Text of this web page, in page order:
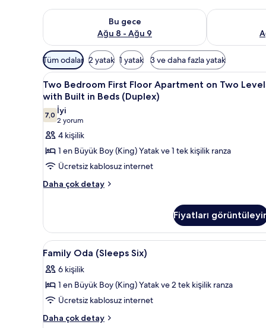
Bu gece
Ağu 8 - Ağu 9
Bu gece için müsaitliği kontrol et Ağu 8 - Ağu 9
Yarın için
Odalar
için
mevcut
filtreler
Tüm odalar 2 yatak 1 yatak 3 ve daha fazla yatak
Two
Bedroom
First
Floor
Apartment
on
Two
Levels
with
Beds
(Duplex)
için
tüm
fotoğrafları
görün
Two Bedroom First Floor
8
Two Bedroom First Floor Apartment on Two
with Built in Beds (Duplex)
7,07,0 / 10
İyi
2 yorum
(2
yorum)
4 kişilik
1 en Büyük Boy (King) Yatak ve 1 tek kişilik ranza
Ücretsiz kablosuz internet
Daha çok detay
Two
Apartment
on
Two
Levels
with
Built
in
Beds
hakkında
Fiyatları
Family
Oda
(Sleeps
Six)
için
tüm
Family Oda (Sleeps Six) | Anti
3
Family Oda (Sleeps Six)
6 kişilik
1 en Büyük Boy (King) Yatak ve 2 tek kişilik ranza
Ücretsiz kablosuz internet
Daha çok detay
Family